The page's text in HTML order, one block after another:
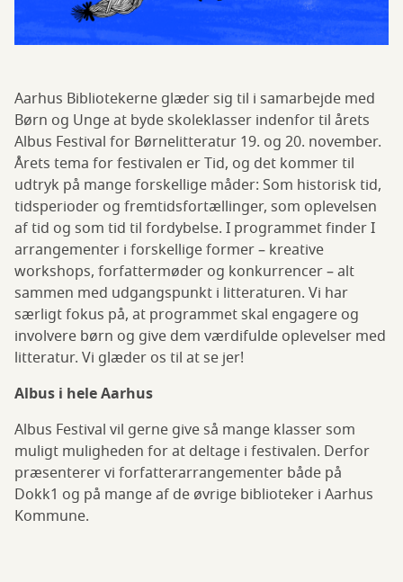
Aarhus Bibliotekerne glæder sig til i samarbejde med
Børn og Unge at byde skoleklasser indenfor til årets
Albus Festival for Børnelitteratur 19. og 20. november.
Årets tema for festivalen er Tid, og det kommer til
udtryk på mange forskellige måder: Som historisk tid,
tidsperioder og fremtidsfortællinger, som oplevelsen
af tid og som tid til fordybelse. I programmet finder I
arrangementer i forskellige former – kreative
workshops, forfattermøder og konkurrencer – alt
sammen med udgangspunkt i litteraturen. Vi har
særligt fokus på, at programmet skal engagere og
involvere børn og give dem værdifulde oplevelser med
litteratur. Vi glæder os til at se jer!
Albus i hele Aarhus
Albus Festival vil gerne give så mange klasser som
muligt muligheden for at deltage i festivalen. Derfor
præsenterer vi forfatterarrangementer både på
Dokk1 og på mange af de øvrige biblioteker i Aarhus
Kommune.